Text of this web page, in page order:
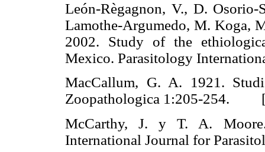
León-Règagnon, V., D.
Lamothe-Argumedo, M. Koga,
2002. Study of the
Mexico. Parasitology
MacCallum, G. A. 1921.
Zoopathologica 1:205-254.
McCarthy, J. y T. A.
International Journal for